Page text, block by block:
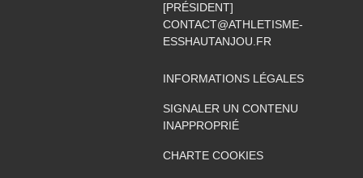
[PRÉSIDENT]
CONTACT@ATHLETISME-
ESSHAUTANJOU.FR
INFORMATIONS LÉGALES
SIGNALER UN CONTENU
INAPPROPRIÉ
CHARTE COOKIES